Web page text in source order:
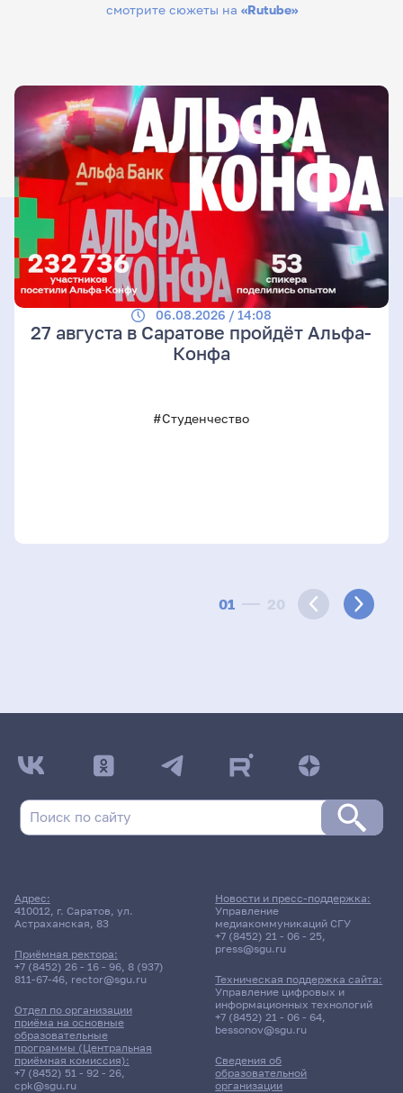
смотрите сюжеты на «Rutube»
01 20
06.08.2026 / 14:08
27 августа в Саратове пройдёт Альфа-
Конфа
#Студенчество
Адрес:
410012, г. Саратов, ул.
Астраханская, 83
Приёмная ректора:
+7 (8452) 26 - 16 - 96, 8 (937)
811-67-46, rector@sgu.ru
Отдел по организации
приёма на основные
образовательные
программы (Центральная
приёмная комиссия):
+7 (8452) 51 - 92 - 26,
cpk@sgu.ru
Сведения об
образовательной
организации
Новости и пресс-поддержка:
Управление
медиакоммуникаций СГУ
+7 (8452) 21 - 06 - 25,
press@sgu.ru
Техническая поддержка сайта:
Управление цифровых и
информационных технологий
+7 (8452) 21 - 06 - 64,
bessonov@sgu.ru